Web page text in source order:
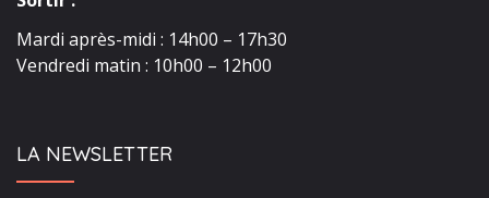
Mardi après-midi : 14h00 – 17h30
Vendredi matin : 10h00 – 12h00
LA NEWSLETTER